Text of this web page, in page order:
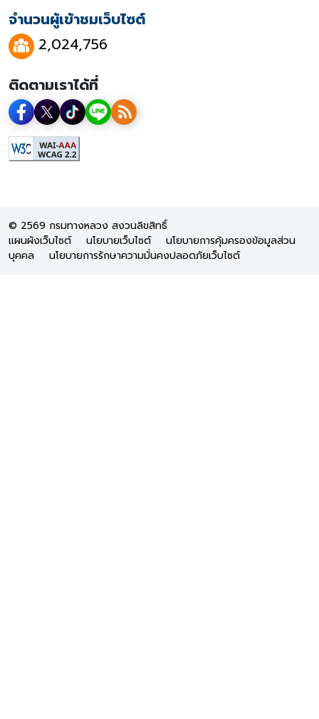
จำนวนผู้เข้าชมเว็บไซต์
2,024,756
ติดตามเราได้ที่
© 2569 กรมทางหลวง สงวนลิขสิทธิ์
แผนผังเว็บไซต์
นโยบายเว็บไซต์
นโยบายการคุ้มครองข้อมูลส่วน
บุคคล
นโยบายการรักษาความมั่นคงปลอดภัยเว็บไซต์